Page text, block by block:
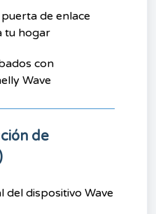
de enlace
tu hogar
con
Wave
de
del dispositivo Wave